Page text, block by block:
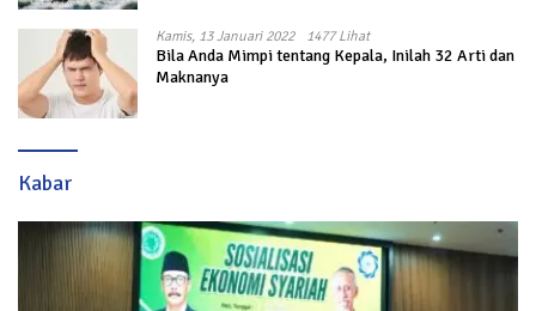
Kamis, 13 Januari 2022 1477 Lihat
Bila Anda Mimpi tentang Kepala, Inilah 32 Arti dan
Maknanya
Kabar